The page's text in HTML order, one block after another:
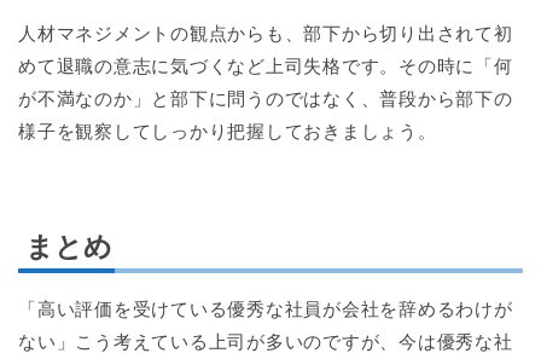
人材マネジメントの観点からも、部下から切り出されて初
めて退職の意志に気づくなど上司失格です。その時に「何
が不満なのか」と部下に問うのではなく、普段から部下の
様子を観察してしっかり把握しておきましょう。
まとめ
「高い評価を受けている優秀な社員が会社を辞めるわけが
ない」こう考えている上司が多いのですが、今は優秀な社